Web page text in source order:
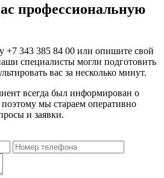
профессиональную
+7 343 385 84 00 или опишите свой
специалисты могли подготовить
вас за несколько минут.
всегда был информирован о
мы стараем оперативно
и заявки.